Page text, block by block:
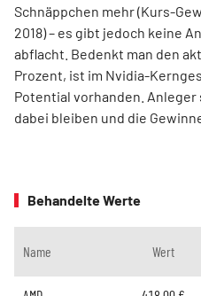
Schnäppchen mehr (Kurs-
2018) – es gibt jedoch keine
abflacht. Bedenkt man den
Prozent, ist im Nvidia-
Potential vorhanden. Anleger
dabei bleiben und die
Behandelte Werte
Name Wert